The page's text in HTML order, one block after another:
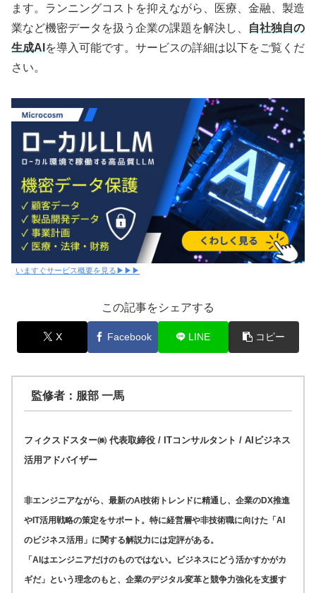
ます。ランニングコストを抑えながら、医療、金融、製造
業など機密データを扱う企業の課題を解決し、
自社独自の
生成AI を導入可能です。サービスの詳細は以下をご覧くだ
さい。
いますぐサービス概要を見る▶▶▶
この記事をシェアする
X Facebook LINE コピー
監修者：服部 一馬
フィクスドスター㈱ 代表取締役 / ITコンサルタント / AIビジネス
活用アドバイザー
非エンジニアながら、最新のAI技術トレンドに精通し、企業のDX推進
やIT活用戦略の策定をサポート。特に経営層や非技術職に向けた「AI
のビジネス活用」に関する解説力には定評がある。
「AIはエンジニアだけのものではない。ビジネスにどう活かすかがカ
ギだ」という理念のもと、企業のデジタル変革と競争力強化を支援す